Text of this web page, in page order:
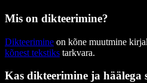
Mis on dikteerimine?
Dikteerimine on kõne muutmine
kõnest tekstiks tarkvara.
Kas dikteerimine ja häälega